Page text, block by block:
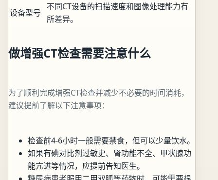
设备型号
不同CT设备的扫描速度和图像处理能力有
所差异。
做增强CT检查需要注意什么
为了顺利完成增强CT检查并减少不必要的时间消耗，
建议提前了解以下注意事项：
检查前4-6小时一般需要禁食，但可以少量饮水。
如果有碘对比剂过敏史、肾功能不全、甲状腺功
能亢进等情况，应提前告知医生。